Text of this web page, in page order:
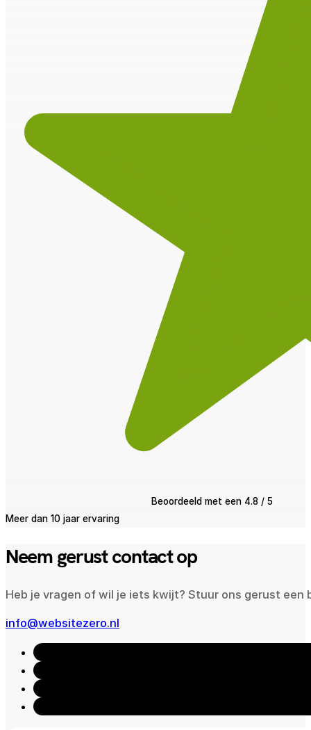
Beoordeeld met een 4.8 / 5
Meer dan 10 jaar ervaring
Neem gerust contact op
Heb je vragen of wil je iets kwijt? Stuur ons gerust
info@websitezero.nl